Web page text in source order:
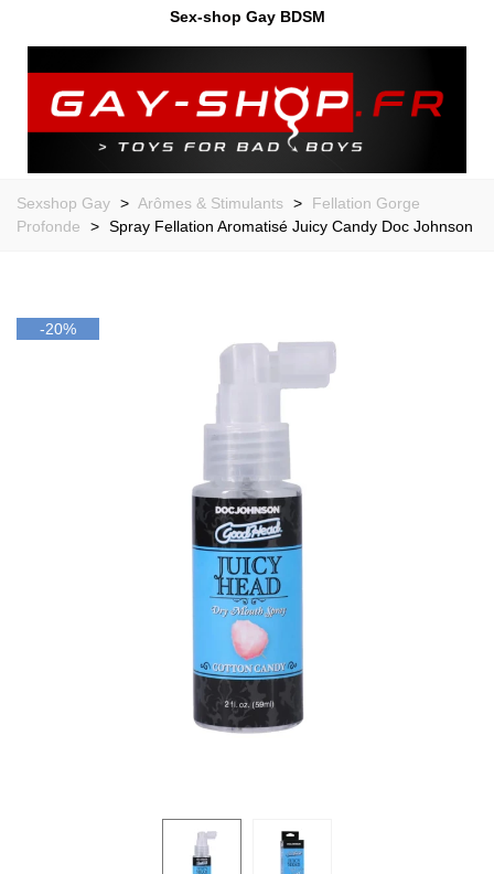
Sex-shop Gay BDSM
Sexshop Gay > Arômes & Stimulants >
Fellation Gorge
Profonde
> Spray Fellation Aromatisé Juicy Candy Doc Johnson
-20%